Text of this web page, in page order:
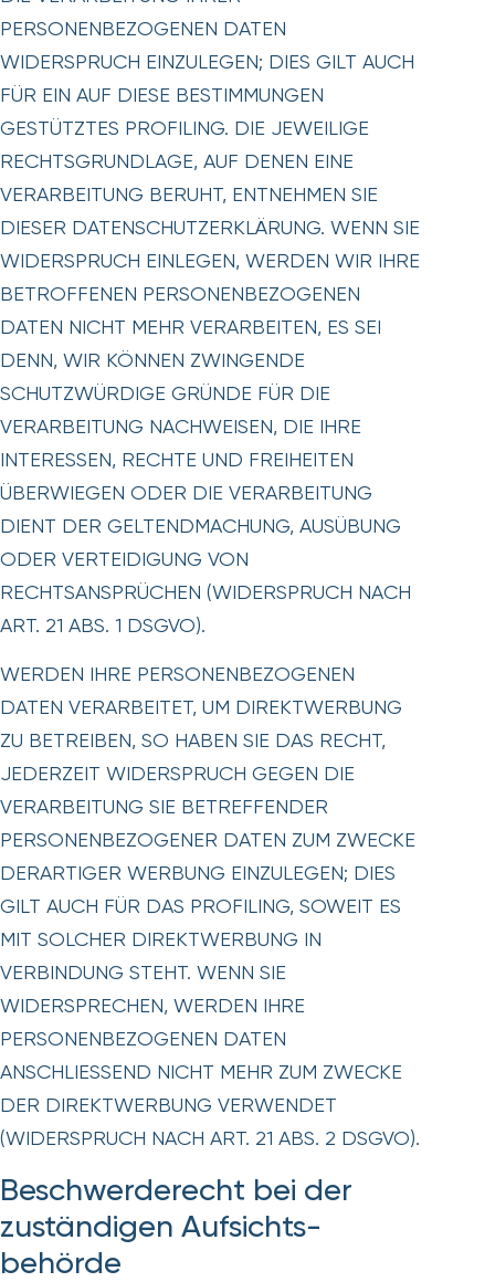
PERSONENBEZOGENEN DATEN
WIDERSPRUCH EINZULEGEN; DIES GILT AUCH
FÜR EIN AUF DIESE BESTIMMUNGEN
GESTÜTZTES PROFILING. DIE JEWEILIGE
RECHTSGRUNDLAGE, AUF DENEN EINE
VERARBEITUNG BERUHT, ENTNEHMEN SIE
DIESER DATENSCHUTZERKLÄRUNG. WENN SIE
WIDERSPRUCH EINLEGEN, WERDEN WIR IHRE
BETROFFENEN PERSONENBEZOGENEN
DATEN NICHT MEHR VERARBEITEN, ES SEI
DENN, WIR KÖNNEN ZWINGENDE
SCHUTZWÜRDIGE GRÜNDE FÜR DIE
VERARBEITUNG NACHWEISEN, DIE IHRE
INTERESSEN, RECHTE UND FREIHEITEN
ÜBERWIEGEN ODER DIE VERARBEITUNG
DIENT DER GELTENDMACHUNG, AUSÜBUNG
ODER VERTEIDIGUNG VON
RECHTSANSPRÜCHEN (WIDERSPRUCH NACH
ART. 21 ABS. 1 DSGVO).
WERDEN IHRE PERSONENBEZOGENEN
DATEN VERARBEITET, UM DIREKTWERBUNG
ZU BETREIBEN, SO HABEN SIE DAS RECHT,
JEDERZEIT WIDERSPRUCH GEGEN DIE
VERARBEITUNG SIE BETREFFENDER
PERSONENBEZOGENER DATEN ZUM ZWECKE
DERARTIGER WERBUNG EINZULEGEN; DIES
GILT AUCH FÜR DAS PROFILING, SOWEIT ES
MIT SOLCHER DIREKTWERBUNG IN
VERBINDUNG STEHT. WENN SIE
WIDERSPRECHEN, WERDEN IHRE
PERSONENBEZOGENEN DATEN
ANSCHLIESSEND NICHT MEHR ZUM ZWECKE
DER DIREKTWERBUNG VERWENDET
(WIDERSPRUCH NACH ART. 21 ABS. 2 DSGVO).
Beschwerde­recht bei der
zuständigen Aufsichts­
behörde